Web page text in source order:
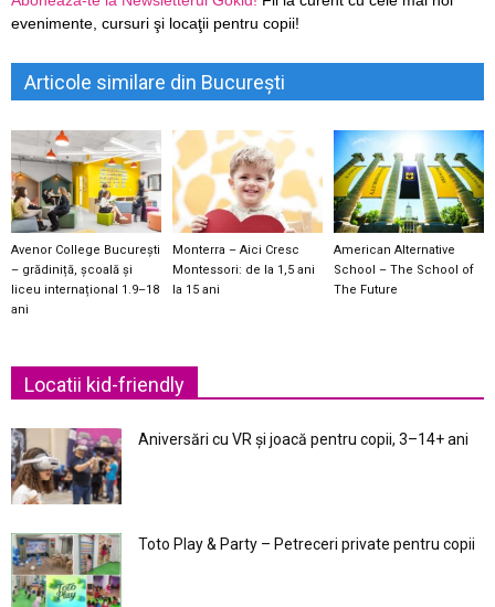
evenimente, cursuri şi locaţii pentru copii!
Articole similare din București
Avenor College București
– grădiniță, școală și
liceu internațional 1.9–18
ani
Monterra – Aici Cresc
Montessori: de la 1,5 ani
la 15 ani
American Alternative
School – The School of
The Future
Locatii kid-friendly
Aniversări cu VR și joacă pentru copii, 3–14+ ani
Toto Play & Party – Petreceri private pentru copii